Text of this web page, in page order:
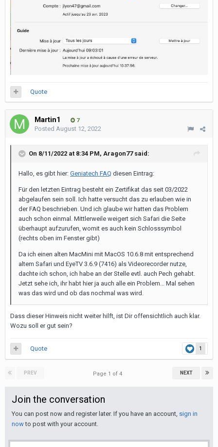
Quote
Martin1 7
Posted August 12, 2022
On 8/11/2022 at 8:34 PM, Aragon77said:
Hallo, es gibt hier: Geniatech FAQ diesen Eintrag:
Für den letzten Eintrag besteht ein Zertifikat das seit 03/2022
abgelaufen sein soll. Ich hatte versucht das zu erlauben wie in
der FAQ beschrieben. Und ich glaube wir hatten das Problem
auch schon einmal. Mittlerweile weigert sich Safari die Seite
überhaupt aufzurufen, womit es auch kein Schlosssymbol
(rechts oben im Fenster gibt)
Da ich einen alten MacMini mit MacOS 10.6.8 mit entsprechend
altem Safari und EyeTV 3.6.9 (7416) als Videorecorder nutze,
dachte ich schon, ich habe an der Stelle evtl. auch Pech gehabt.
Jetzt sehe ich, ihr habt hier ja auch alle ein Problem... Mal sehen
was das wird und ob das nochmal was wird.
Dass dieser Hinweis nicht weiter hilft, ist Dir offensichtlich auch klar.
Wozu soll er gut sein?
1
Quote
PREV NEXT
Page 1 of 4
Join the conversation
You can post now and register later. If you have an account, sign in
nowto post with your account.